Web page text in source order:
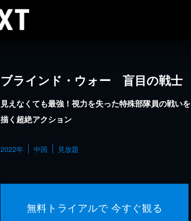
ブラインド・ウォー 盲目の戦士
見えなくても最強！視力を失った特殊部隊員の戦いを
描く超絶アクション
2022年 中国 見放題
無料トライアルで 今すぐ観る